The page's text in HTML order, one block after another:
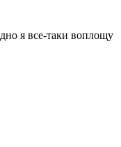
я все-таки воплощу